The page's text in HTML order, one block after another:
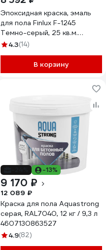
Эпоксидная краска, эмаль
для пола Finlux F-1245
Темно-серый, 25 кв.м.
4603783216079
4.3(14)
В корзину
-13%
9 170 ₽
12 089 ₽
Краска для пола Aquastrong
серая, RAL7040, 12 кг / 9,3 л
4607130863527
4.9(82)